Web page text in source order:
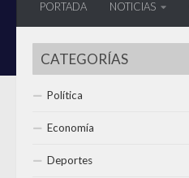
PORTADA NOTICIAS
CATEGORÍAS
Política
Economía
Deportes